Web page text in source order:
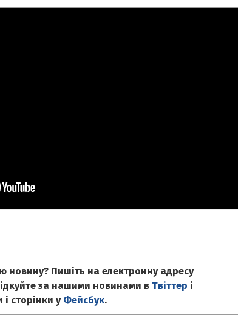
новину? Пишіть на електронну адресу
за нашими новинами в Твіттер і
сторінки у Фейсбук.